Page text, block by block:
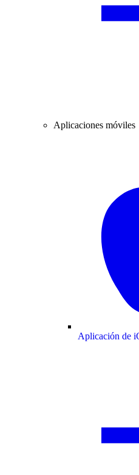
Aplicaciones móviles
Aplicación de